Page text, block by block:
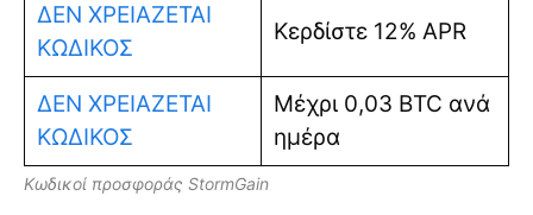
ΔΕΝ ΧΡΕΙΑΖΕΤΑΙ
ΚΩΔΙΚΟΣ
Κερδίστε 12% APR
ΔΕΝ ΧΡΕΙΑΖΕΤΑΙ
ΚΩΔΙΚΟΣ
Μέχρι 0,03 BTC ανά
ημέρα
Κωδικοί προσφοράς StormGain